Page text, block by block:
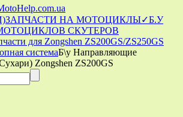
ЗАПЧАСТИ НА МОТОЦИКЛЫ✓Б.У
СКУТЕРОВ
для Zongshen ZS200GS/ZS250GS
системаБ\у Направляющие
Zongshen ZS200GS